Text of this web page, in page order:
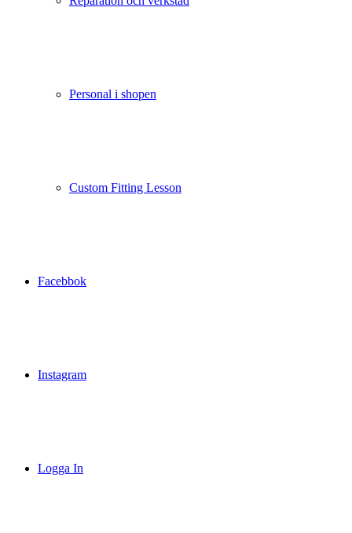
Personal i shopen
Custom Fitting Lesson
Facebbok
Instagram
Logga In